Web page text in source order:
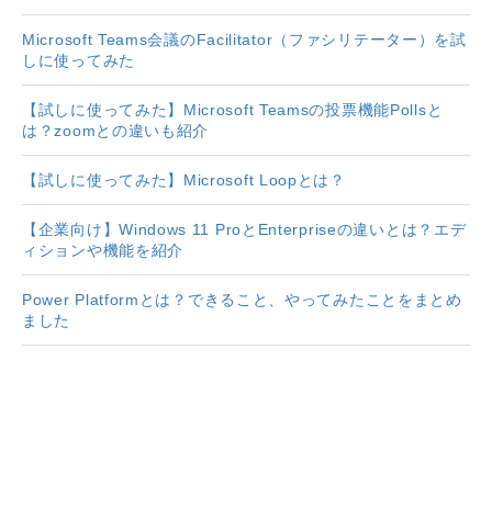
Microsoft Teams会議のFacilitator（ファシリテーター）を試
しに使ってみた
【試しに使ってみた】Microsoft Teamsの投票機能Pollsと
は？zoomとの違いも紹介
【試しに使ってみた】Microsoft Loopとは？
【企業向け】Windows 11 ProとEnterpriseの違いとは？エデ
ィションや機能を紹介
Power Platformとは？できること、やってみたことをまとめ
ました